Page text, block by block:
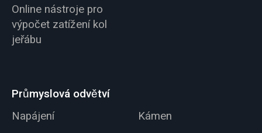
Online nástroje pro
výpočet zatížení kol
jeřábu
Průmyslová odvětví
Napájení
Kámen